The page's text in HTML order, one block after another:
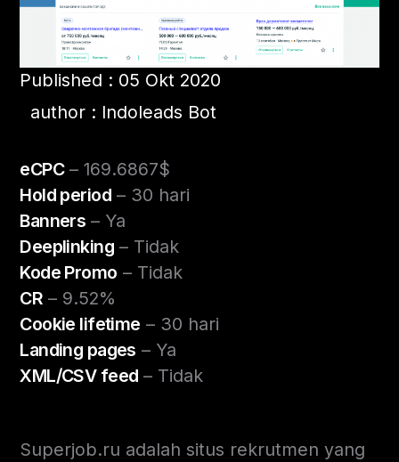
Published : 05 Okt 2020
author : Indoleads Bot
eCPC– 169.6867$
Hold period– 30 hari
Banners – Ya
Deeplinking– Tidak
Kode Promo – Tidak
CR – 9.52%
Cookie lifetime – 30 hari
Landing pages – Ya
XML/CSV feed – Tidak
Superjob.ru adalah situs rekrutmen yang